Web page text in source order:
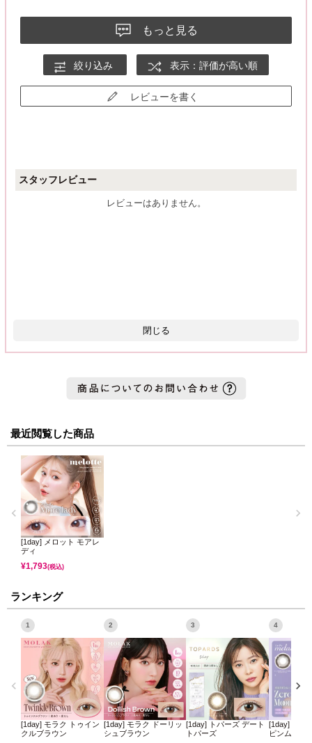
もっと見る
絞り込み 表示：評価が高い順
レビューを書く
スタッフレビュー
レビューはありません。
閉じる
最近閲覧した商品
[1day] メロット モアレ
ディ
¥1,793(税込)
ランキング
1
[1day] モラク トゥイン
クルブラウン
2
[1day] モラク ドーリッ
シュブラウン
3
[1day] トパーズ デート
トパーズ
4
[1day] ミレ
ピンムーン